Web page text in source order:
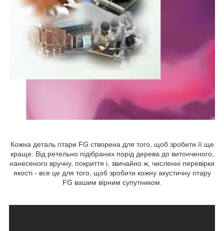
Кожна деталь гітари FG створена для того, щоб зробити її ще
краще. Від ретельно підібраних порід дерева до витонченого,
нанесеного вручну, покриття і, звичайно ж, численні перевірки
якості - все це для того, щоб зробити кожну акустичну гітару
FG вашим вірним супутником.